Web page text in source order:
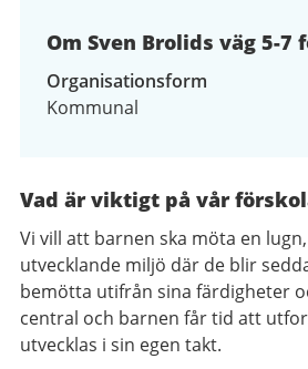
Om Sven Brolids väg 5-7
Organisationsform
Kommunal
Vad är viktigt på vår
Vi vill att barnen ska möta en
utvecklande miljö där de blir
bemötta utifrån sina färdigheter
central och barnen får tid att
utvecklas i sin egen takt.